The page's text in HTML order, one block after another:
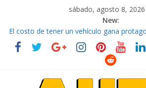
sábado, agosto 8, 2026
New:
El costo de tener un vehículo gana
decidir
Ultima película ‘Spider‑Man: Brand New